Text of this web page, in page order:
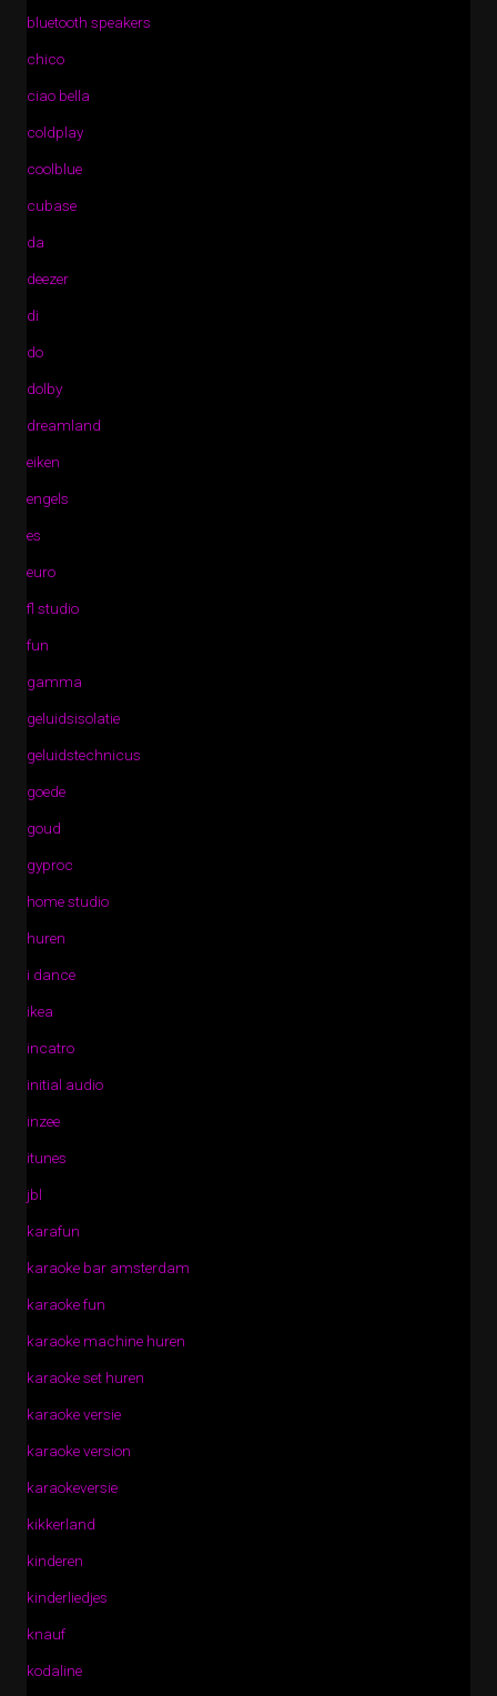
bluetooth speakers
chico
ciao bella
coldplay
coolblue
cubase
da
deezer
di
do
dolby
dreamland
eiken
engels
es
euro
fl studio
fun
gamma
geluidsisolatie
geluidstechnicus
goede
goud
gyproc
home studio
huren
i dance
ikea
incatro
initial audio
inzee
itunes
jbl
karafun
karaoke bar amsterdam
karaoke fun
karaoke machine huren
karaoke set huren
karaoke versie
karaoke version
karaokeversie
kikkerland
kinderen
kinderliedjes
knauf
kodaline